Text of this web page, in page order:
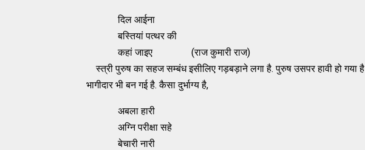
दिल आईना
बस्तियां पत्थर की
कहां जाइए (राज कुमारी राज)
स्त्री पुरुष का सहज सम्बंध इसीलिए गड़बड़ाने लगा है. पुरुष उसपर हावी हो गया
भागीदार भी बन गई है. कैसा दुर्भाग्य है,
अबला हारी
अग्नि परीक्षा सहे
बेचारी नारी